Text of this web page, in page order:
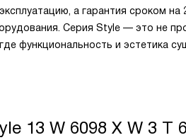
а гарантия сроком
Серия Style — это не
функциональность и эстетика
13 W 6098 X W 3 T